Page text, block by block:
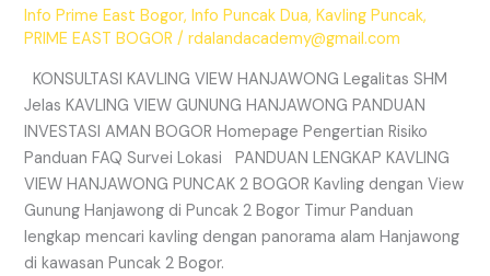
Info Prime East Bogor,Info Puncak Dua,Kavling Puncak,
PRIME EAST BOGOR /rdalandacademy@gmail.com
KONSULTASI KAVLING VIEW HANJAWONG Legalitas SHM
Jelas KAVLING VIEW GUNUNG HANJAWONG PANDUAN
INVESTASI AMAN BOGOR Homepage Pengertian Risiko
Panduan FAQ Survei Lokasi PANDUAN LENGKAP KAVLING
VIEW HANJAWONG PUNCAK 2 BOGOR Kavling dengan View
Gunung Hanjawong di Puncak 2 Bogor Timur Panduan
lengkap mencari kavling dengan panorama alam Hanjawong
di kawasan Puncak 2 Bogor.